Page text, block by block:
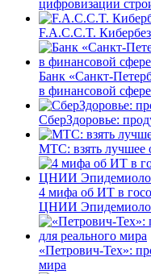
цифровизации
F.A.C.C.T.
Банк «Санкт-
в финансовой сфере
СберЗдоровье:
МТС: взять лучшее
4 мифа об ИТ в
ЦНИИ
«Петрович-Тех»:
мира